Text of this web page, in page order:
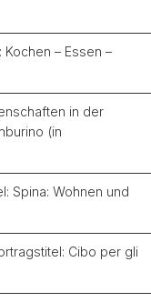
– Essen –
in der
(in
Spina: Wohnen und
Cibo per gli